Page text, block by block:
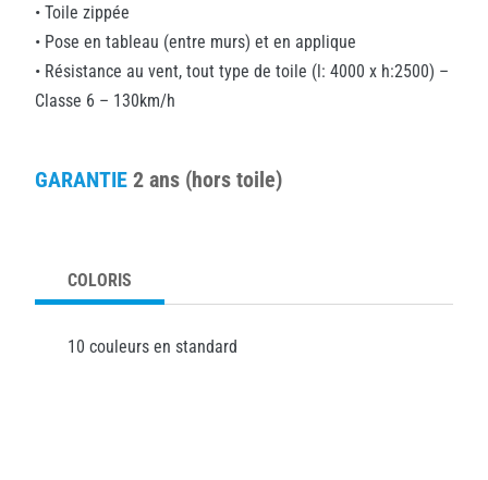
• Toile zippée
• Pose en tableau (entre murs) et en applique
• Résistance au vent, tout type de toile (l: 4000 x h:2500) –
Classe 6 – 130km/h
GARANTIE 2 ans (hors toile)
COLORIS
10 couleurs en standard